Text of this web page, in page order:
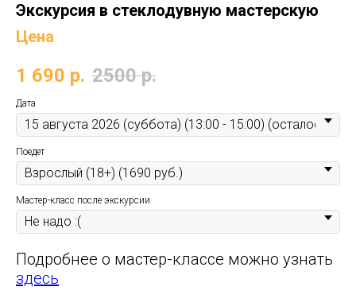
Экскурсия в стеклодувную мастерскую
Цена
1 690 р. 2500 р.
Дата
Поедет
Мастер-класс после экскурсии
Подробнее о мастер-классе можно узнать
здесь